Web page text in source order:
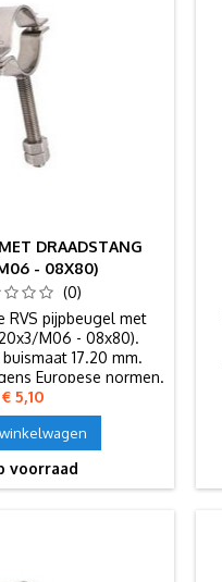
DRAADSTANG
- 08X80)
(0)
RVS pijpbeugel met
M06 - 08x80).
17.20 mm.
Europese normen.
Prijs
€ 5,10
voorraad